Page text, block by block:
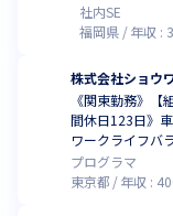
社内SE
福岡県
年収 :
株式会社ショウ
《関東勤務》
間休日123日》
ワークライフバ
できる環境～
プログラマ
東京都
年収 :